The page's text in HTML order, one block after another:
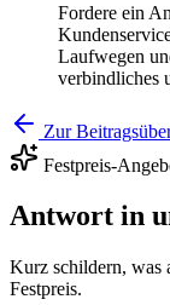
Fordere ein
Laufwegen
verbindliches
Zur
Festpreis-
Antwort in
Kurz schildern, was
Festpreis.